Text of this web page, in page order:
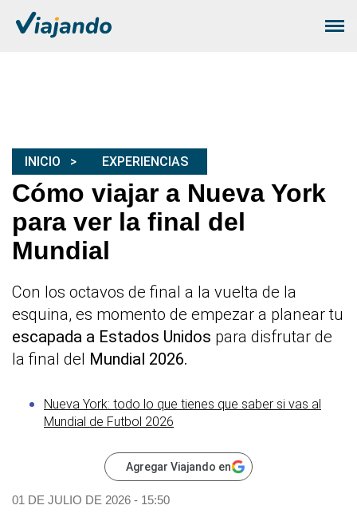
INICIO EXPERIENCIAS
Cómo viajar a Nueva York
para ver la final del
Mundial
Con los octavos de final a la vuelta de la
esquina, es momento de empezar a planear tu
escapada a Estados Unidos para disfrutar de
la final del Mundial 2026.
Nueva York: todo lo que tienes que saber si vas al
Mundial de Futbol 2026
Agregar Viajando en
01 DE JULIO DE 2026 - 15:50